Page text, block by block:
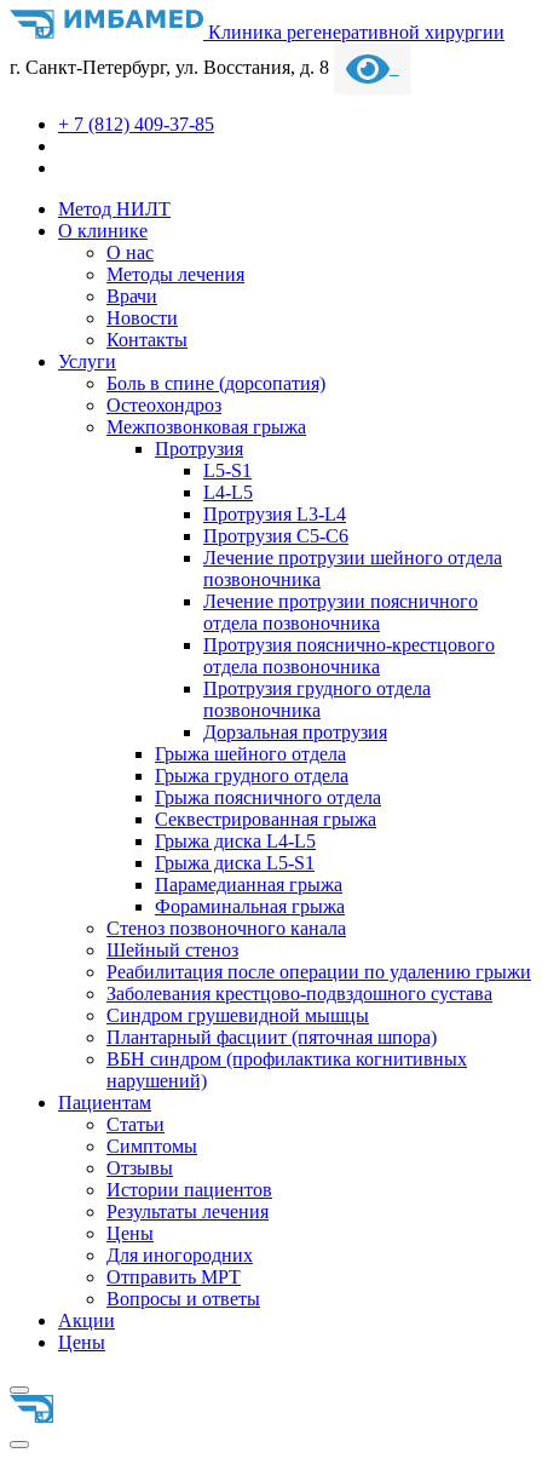
Клиника регенеративной хирургии
г. Санкт-Петербург, ул. Восстания, д. 8
+ 7 (812) 409-37-85
Метод НИЛТ
О клинике
О нас
Методы лечения
Врачи
Новости
Контакты
Услуги
Боль в спине (дорсопатия)
Остеохондроз
Межпозвонковая грыжа
Протрузия
L5-S1
L4-L5
Протрузия L3-L4
Протрузия С5-С6
Лечение протрузии шейного отдела
позвоночника
Лечение протрузии поясничного
отдела позвоночника
Протрузия пояснично-крестцового
отдела позвоночника
Протрузия грудного отдела
позвоночника
Дорзальная протрузия
Грыжа шейного отдела
Грыжа грудного отдела
Грыжа поясничного отдела
Секвестрированная грыжа
Грыжа диска L4-L5
Грыжа диска L5-S1
Парамедианная грыжа
Фораминальная грыжа
Стеноз позвоночного канала
Шейный стеноз
Реабилитация после операции по удалению грыжи
Заболевания крест­цово-подвздошного сустава
Синдром грушевидной мышцы
Плантарный фасциит (пяточная шпора)
ВБН синдром (профи­лактика когнитивных
нарушений)
Пациентам
Статьи
Симптомы
Отзывы
Истории пациентов
Результаты лечения
Цены
Для иногородних
Отправить МРТ
Вопросы и ответы
Акции
Цены